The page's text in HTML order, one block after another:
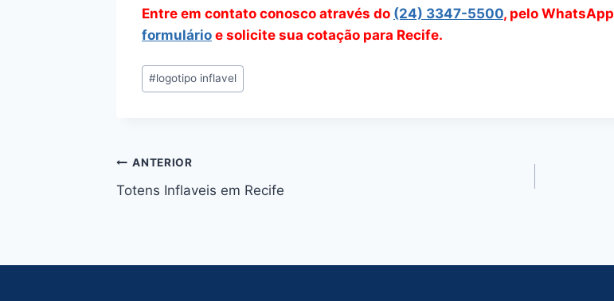
Entre em contato conosco através do (24) 3347-5500, pelo WhatsApp
formulário e solicite sua cotação para Recife.
Tags
do
#logotipo inflavel
Navegação
de
ANTERIOR
Totens Inflaveis em Recife